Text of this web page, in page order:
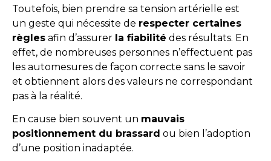
Toutefois, bien prendre sa tension artérielle est
un geste qui nécessite de respecter certaines
règles afin d’assurer la fiabilité des résultats. En
effet, de nombreuses personnes n’effectuent pas
les automesures de façon correcte sans le savoir
et obtiennent alors des valeurs ne correspondant
pas à la réalité.
En cause bien souvent un mauvais
positionnement du brassard ou bien l’adoption
d’une position inadaptée.